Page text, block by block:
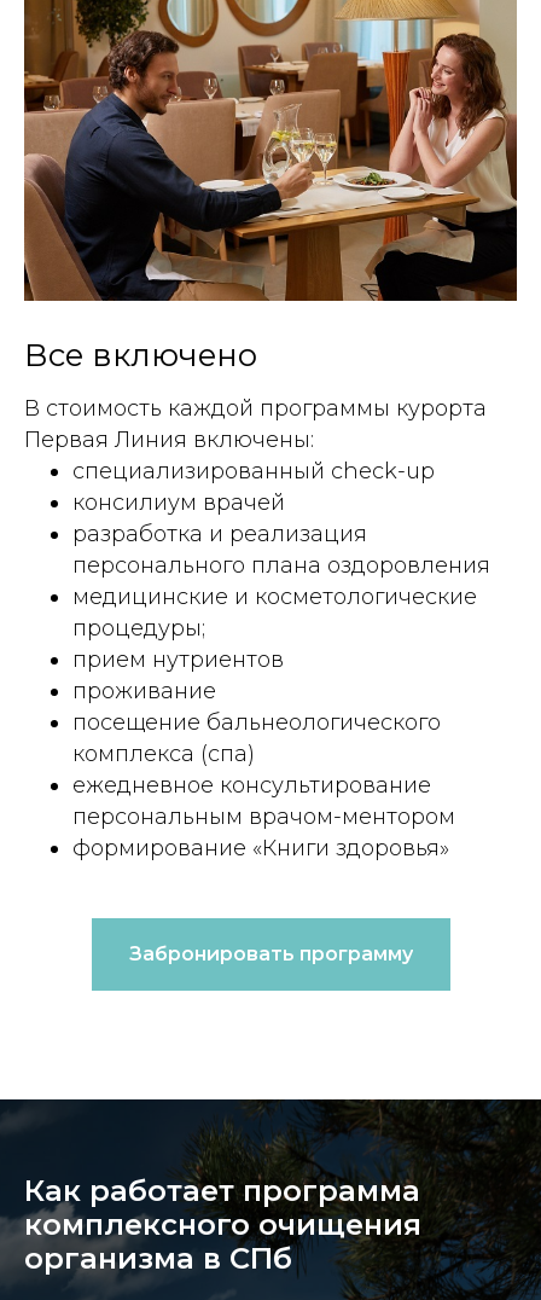
Все включено
В стоимость каждой программы курорта
Первая Линия включены:
специализированный check-up
консилиум врачей
разработка и реализация
персонального плана оздоровления
медицинские и косметологические
процедуры;
прием нутриентов
проживание
посещение бальнеологического
комплекса (спа)
ежедневное консультирование
персональным врачом-ментором
формирование «Книги здоровья»
Забронировать программу
Как работает программа
комплексного очищения
организма в СПб